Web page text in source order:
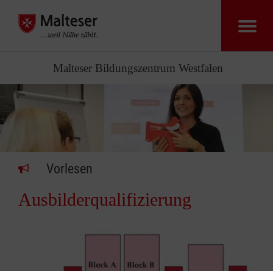
Malteser Bildungszentrum Westfalen
Vorlesen
Ausbilderqualifizierung